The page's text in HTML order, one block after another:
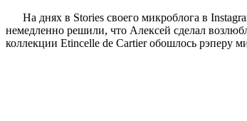
На днях в Stories своего микроблога в
немедленно решили, что Алексей сделал
коллекции Etincelle de Cartier обошлось рэперу